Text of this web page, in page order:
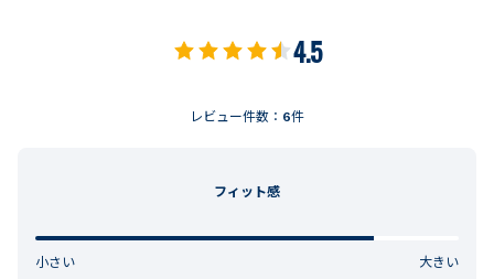
4.5
レビュー件数： 6件
フィット感
小さい 大きい